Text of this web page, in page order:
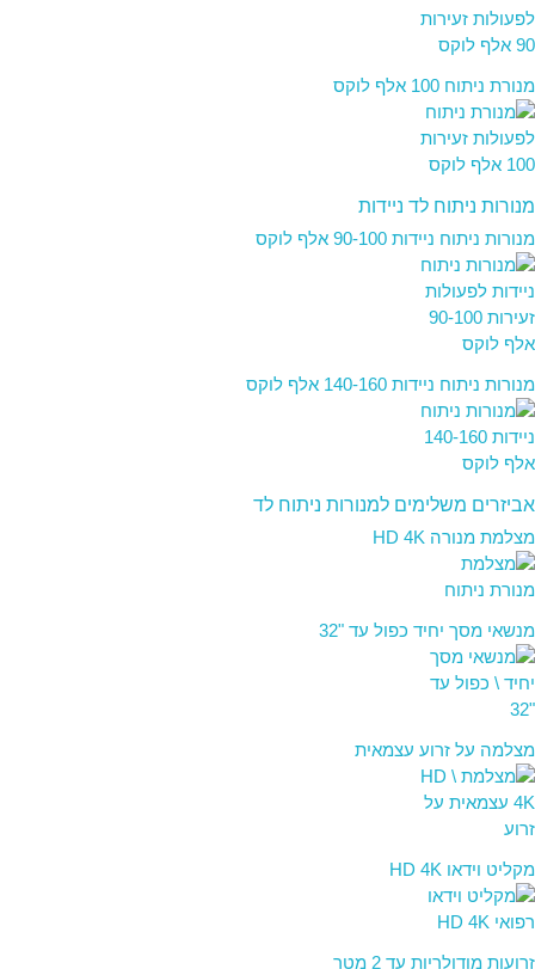
מנורת ניתוח 100 אלף לוקס
מנורות ניתוח לד ניידות
מנורות ניתוח ניידות 90-100 אלף לוקס
מנורות ניתוח ניידות 140-160 אלף לוקס
אביזרים משלימים למנורות ניתוח לד
מצלמת מנורה HD 4K
מנשאי מסך יחיד כפול עד "32
מצלמה על זרוע עצמאית
מקליט וידאו HD 4K
זרועות מודולריות עד 2 מטר